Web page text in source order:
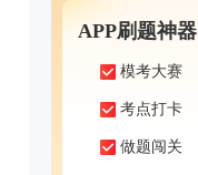
APP刷题神器
模考大赛
考点打卡
做题闯关